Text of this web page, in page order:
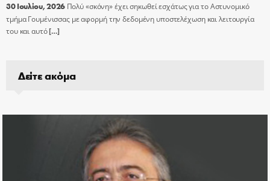
30 Ιουλίου, 2026 Πολύ «σκόνη» έχει σηκωθεί εσχάτως για το Αστυνομικό
τμήμα Γουμένισσας με αφορμή την δεδομένη υποστελέχωση και λειτουργία
του και αυτό[…]
Δείτε ακόμα